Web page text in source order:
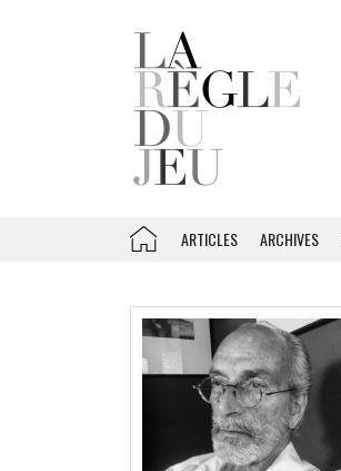
ARTICLES ARCHIVES